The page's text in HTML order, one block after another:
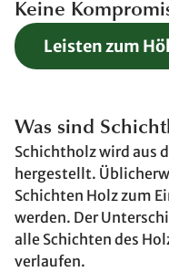
Keine
Leisten zum
Was sind
Schichtholz wird aus
hergestellt.
Schichten Holz zum
werden. Der
alle Schichten des
verlaufen.